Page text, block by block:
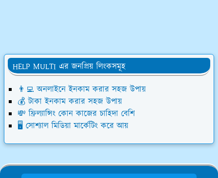
HELP MULTI এর জনপ্রিয় লিংকসমূহ
👨‍💻 অনলাইনে ইনকাম করার সহজ উপায়
💰 টাকা ইনকাম করার সহজ উপায়
💸 ফ্রিল্যান্সিং কোন কাজের চাহিদা বেশি
🖥️ সোশ্যাল মিডিয়া মার্কেটিং করে আয়